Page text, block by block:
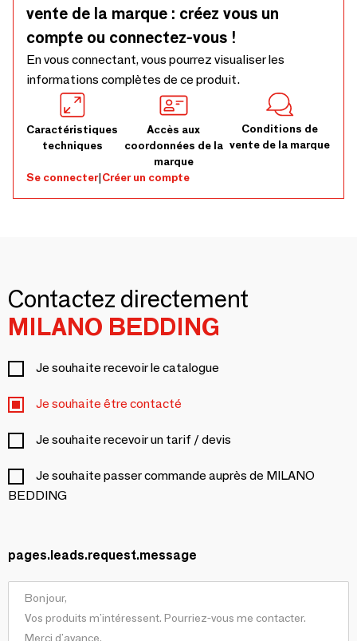
vente de la marque : créez vous un
compte ou connectez-vous !
En vous connectant, vous pourrez visualiser les
informations complètes de ce produit.
Caractéristiques
techniques
Accès aux
coordonnées de la
marque
Conditions de
vente de la marque
Se connecter|Créer un compte
Contactez directement
MILANO BEDDING
Je souhaite recevoir le catalogue
Je souhaite être contacté
Je souhaite recevoir un tarif / devis
Je souhaite passer commande auprès de MILANO
BEDDING
pages.leads.request.message